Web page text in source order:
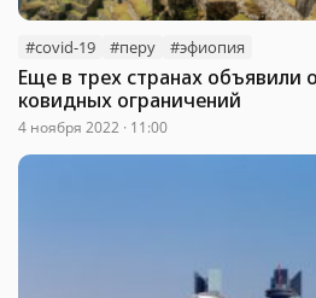
#covid-19 #перу #эфиопия
Еще в трех странах объявили
ковидных ограничений
4 ноября 2022 · 11:00